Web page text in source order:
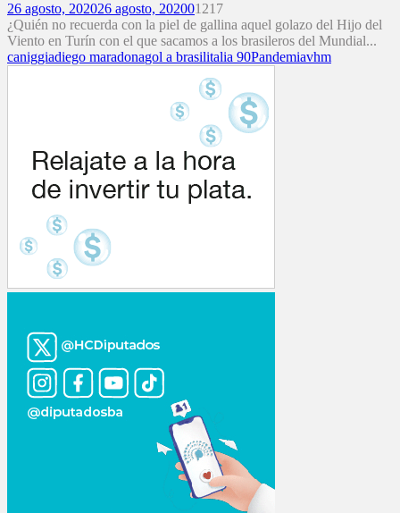
26 agosto, 202026 agosto, 202001217
¿Quién no recuerda con la piel de gallina aquel golazo del Hijo del
Viento en Turín con el que sacamos a los brasileros del Mundial...
caniggiadiego maradonagol a brasilitalia 90Pandemiavhm